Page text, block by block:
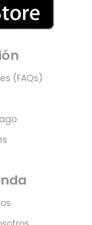
(FAQs)